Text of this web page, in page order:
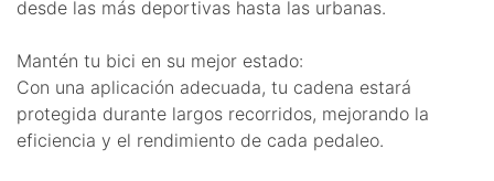
desde las más deportivas hasta las urbanas.
Mantén tu bici en su mejor estado:
Con una aplicación adecuada, tu cadena estará
protegida durante largos recorridos, mejorando la
eficiencia y el rendimiento de cada pedaleo.